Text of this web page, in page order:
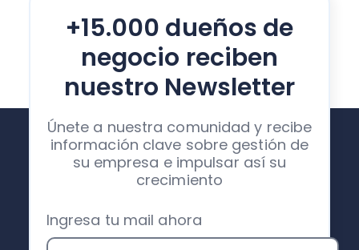
+15.000 dueños de
negocio reciben
nuestro Newsletter
Únete a nuestra comunidad y recibe
información clave sobre gestión de
su empresa e impulsar así su
crecimiento
Ingresa tu mail ahora